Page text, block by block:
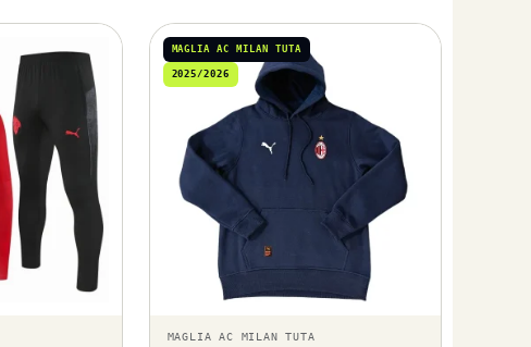
MAGLIA AC MILAN TUTA
2025/2026
MAGLIA AC MILAN TUTA